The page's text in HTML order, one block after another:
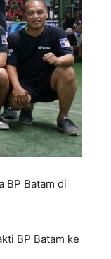
BP Batam di
BP Batam ke